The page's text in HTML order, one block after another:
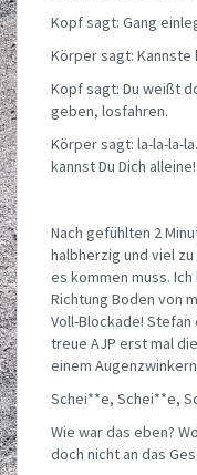
Kopf sagt: Gang
Körper sagt: Kannste
Kopf sagt: Du weißt
geben, losfahren.
Körper sagt: la-la-la-
kannst Du Dich alleine!
Nach gefühlten 2
halbherzig und viel
es kommen muss.
Richtung Boden von
Voll-Blockade!
treue AJP erst mal
einem
Schei**e, Schei**e,
Wie war das eben?
doch nicht an das